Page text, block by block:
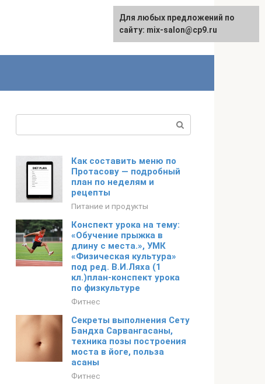
Как составить меню по
Протасову — подробный
план по неделям и
рецепты
Питание и продукты
Конспект урока на тему:
«Обучение прыжка в
длину с места.», УМК
«Физическая культура»
под ред. В.И.Ляха (1
кл.)план-конспект урока
по физкультуре
Фитнес
Секреты выполнения Сету
Бандха Сарвангасаны,
техника позы построения
моста в йоге, польза
асаны
Фитнес
Для любых предложений по
сайту: mix-salon@cp9.ru